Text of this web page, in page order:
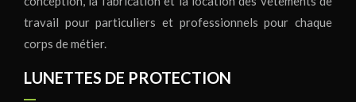
travail pour particuliers et professionnels pour chaque
corps de métier.
LUNETTES DE PROTECTION